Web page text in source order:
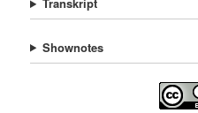
Transkript
Shownotes